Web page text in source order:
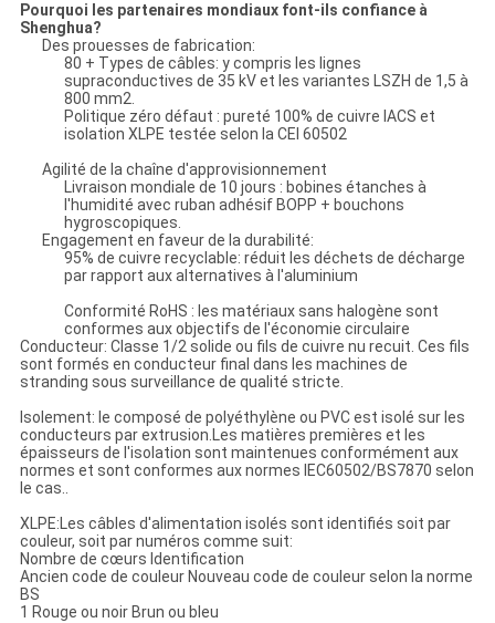
Pourquoi les partenaires mondiaux font-ils confiance à
Shenghua?
Des prouesses de fabrication:
80 + Types de câbles: y compris les lignes
supraconductives de 35 kV et les variantes LSZH de 1,5 à
800 mm2.
Politique zéro défaut : pureté 100% de cuivre IACS et
isolation XLPE testée selon la CEI 60502
Agilité de la chaîne d'approvisionnement
Livraison mondiale de 10 jours : bobines étanches à
l'humidité avec ruban adhésif BOPP + bouchons
hygroscopiques.
Engagement en faveur de la durabilité:
95% de cuivre recyclable: réduit les déchets de décharge
par rapport aux alternatives à l'aluminium
Conformité RoHS : les matériaux sans halogène sont
conformes aux objectifs de l'économie circulaire
Conducteur: Classe 1/2 solide ou fils de cuivre nu recuit. Ces fils
sont formés en conducteur final dans les machines de
stranding sous surveillance de qualité stricte.
Isolement: le composé de polyéthylène ou PVC est isolé sur les
conducteurs par extrusion.Les matières premières et les
épaisseurs de l'isolation sont maintenues conformément aux
normes et sont conformes aux normes IEC60502/BS7870 selon
le cas..
XLPE:Les câbles d'alimentation isolés sont identifiés soit par
couleur, soit par numéros comme suit:
Nombre de cœurs Identification
Ancien code de couleur Nouveau code de couleur selon la norme
BS
1 Rouge ou noir Brun ou bleu